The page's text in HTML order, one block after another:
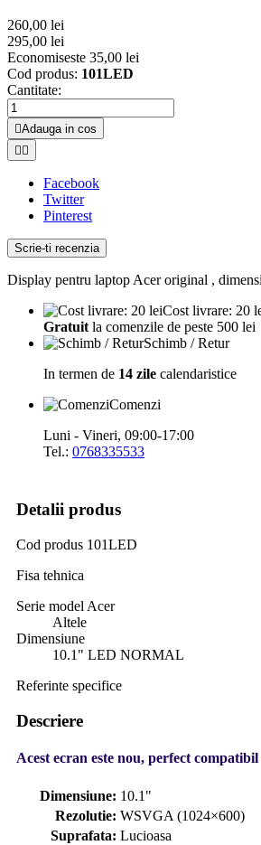
260,00 lei
295,00 lei
Economiseste 35,00 lei
Cod produs: 101LED
Cantitate:
Adauga in cos

Facebook
Twitter
Pinterest
Scrie-ti recenzia
Display pentru laptop Acer original ,
Cost livrare: 20
Gratuit la comenzile de peste 500 lei
Schimb / Retur
In termen de 14 zile calendaristice
Comenzi
Luni - Vineri, 09:00-17:00
Tel.: 0768335533
Detalii produs
Cod produs 101LED
Fisa tehnica
Serie model Acer
Altele
Dimensiune
10.1" LED NORMAL
Referinte specifice
Descriere
Acest ecran este nou, perfect
Dimensiune: 10.1"
Rezolutie: WSVGA (1024×600)
Suprafata: Lucioasa